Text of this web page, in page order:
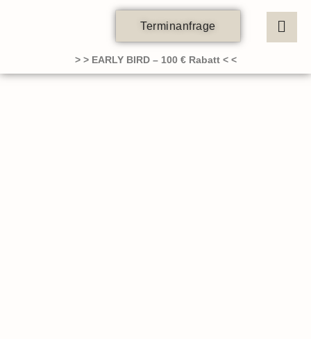
Terminanfrage
> > EARLY BIRD – 100 € Rabatt < <